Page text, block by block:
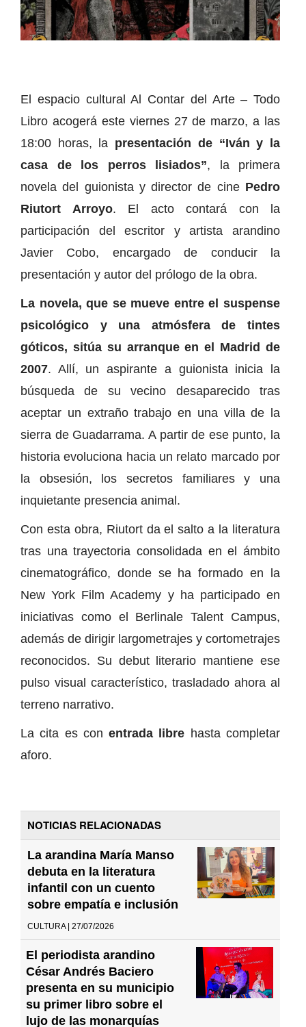
El espacio cultural Al Contar del Arte – Todo
Libro acogerá este viernes 27 de marzo, a las
18:00 horas, la presentación de “Iván y la
casa de los perros lisiados”, la primera
novela del guionista y director de cine Pedro
Riutort Arroyo. El acto contará con la
participación del escritor y artista arandino
Javier Cobo, encargado de conducir la
presentación y autor del prólogo de la obra.
La novela, que se mueve entre el suspense
psicológico y una atmósfera de tintes
góticos, sitúa su arranque en el Madrid de
2007. Allí, un aspirante a guionista inicia la
búsqueda de su vecino desaparecido tras
aceptar un extraño trabajo en una villa de la
sierra de Guadarrama. A partir de ese punto, la
historia evoluciona hacia un relato marcado por
la obsesión, los secretos familiares y una
inquietante presencia animal.
Con esta obra, Riutort da el salto a la literatura
tras una trayectoria consolidada en el ámbito
cinematográfico, donde se ha formado en la
New York Film Academy y ha participado en
iniciativas como el Berlinale Talent Campus,
además de dirigir largometrajes y cortometrajes
reconocidos. Su debut literario mantiene ese
pulso visual característico, trasladado ahora al
terreno narrativo.
La cita es conentrada libre hasta completar
aforo.
NOTICIAS RELACIONADAS
La arandina María Manso
debuta en la literatura
infantil con un cuento
sobre empatía e inclusión
CULTURA | 27/07/2026
El periodista arandino
César Andrés Baciero
presenta en su municipio
su primer libro sobre el
lujo de las monarquías